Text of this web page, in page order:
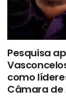
Pesquisa
como
Câmara de